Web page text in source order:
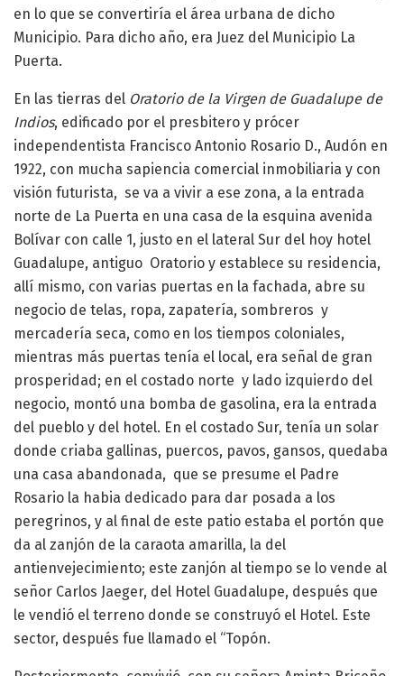
en lo que se convertiría el área urbana de dicho
Municipio. Para dicho año, era Juez del Municipio La
Puerta.
En las tierras del Oratorio de la Virgen de Guadalupe de
Indios, edificado por el presbitero y prócer
independentista Francisco Antonio Rosario D., Audón en
1922, con mucha sapiencia comercial inmobiliaria y con
visión futurista, se va a vivir a ese zona, a la entrada
norte de La Puerta en una casa de la esquina avenida
Bolívar con calle 1, justo en el lateral Sur del hoy hotel
Guadalupe, antiguo Oratorio y establece su residencia,
allí mismo, con varias puertas en la fachada, abre su
negocio de telas, ropa, zapatería, sombreros y
mercadería seca, como en los tiempos coloniales,
mientras más puertas tenía el local, era señal de gran
prosperidad; en el costado norte y lado izquierdo del
negocio, montó una bomba de gasolina, era la entrada
del pueblo y del hotel. En el costado Sur, tenía un solar
donde criaba gallinas, puercos, pavos, gansos, quedaba
una casa abandonada, que se presume el Padre
Rosario la habia dedicado para dar posada a los
peregrinos, y al final de este patio estaba el portón que
da al zanjón de la caraota amarilla, la del
antienvejecimiento; este zanjón al tiempo se lo vende al
señor Carlos Jaeger, del Hotel Guadalupe, después que
le vendió el terreno donde se construyó el Hotel. Este
sector, después fue llamado el “Topón.